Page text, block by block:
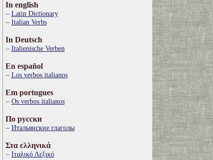
In english
Latin Dictionary
Italian Verbs
In Deutsch
Italienische Verben
En español
Los verbos italianos
Em portugues
Os verbos italianos
По русски
Итальянские глаголы
Στα ελληνικά
Ιταλικό Λεξικό